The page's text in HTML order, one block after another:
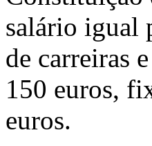
salário igual
de carreiras
150 euros,
euros.